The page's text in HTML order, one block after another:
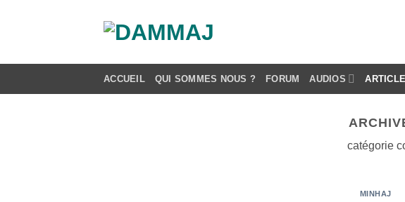
ACCUEIL QUI SOMMES NOUS ? FORUM AUDIOS
catégorie
MINHAJ